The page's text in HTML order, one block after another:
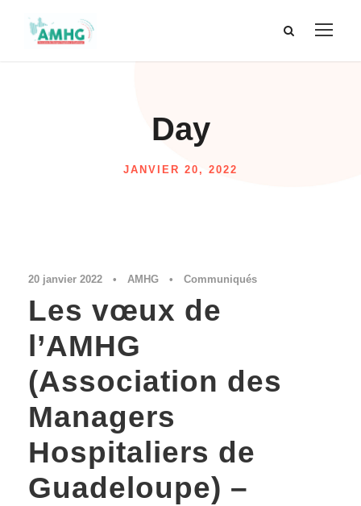
Day
JANVIER 20, 2022
20 janvier 2022 • AMHG • Communiqués
Les vœux de
l’AMHG
(Association des
Managers
Hospitaliers de
Guadeloupe) –